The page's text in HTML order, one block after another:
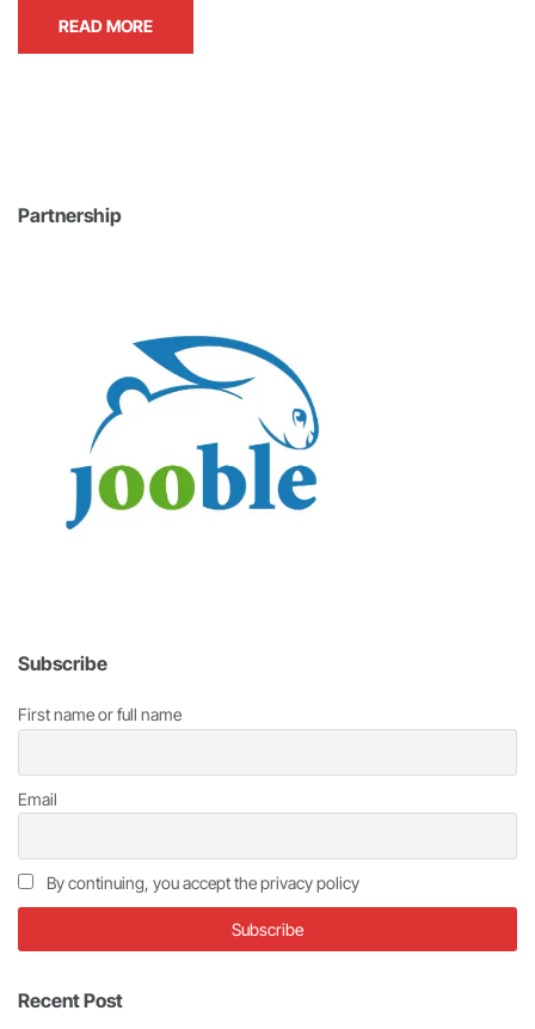
READ MORE
Partnership
Subscribe
First name or full name
Email
By continuing, you accept the privacy policy
Recent Post